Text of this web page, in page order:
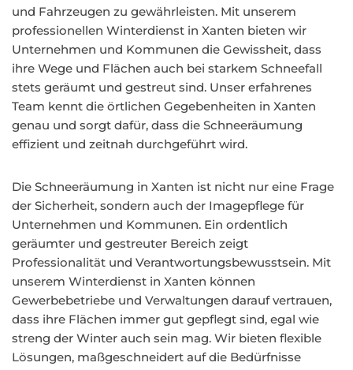
und Fahrzeugen zu gewährleisten. Mit unserem
professionellen Winterdienst in Xanten bieten wir
Unternehmen und Kommunen die Gewissheit, dass
ihre Wege und Flächen auch bei starkem Schneefall
stets geräumt und gestreut sind. Unser erfahrenes
Team kennt die örtlichen Gegebenheiten in Xanten
genau und sorgt dafür, dass die Schneeräumung
effizient und zeitnah durchgeführt wird.
Die Schneeräumung in Xanten ist nicht nur eine Frage
der Sicherheit, sondern auch der Imagepflege für
Unternehmen und Kommunen. Ein ordentlich
geräumter und gestreuter Bereich zeigt
Professionalität und Verantwortungsbewusstsein. Mit
unserem Winterdienst in Xanten können
Gewerbebetriebe und Verwaltungen darauf vertrauen,
dass ihre Flächen immer gut gepflegt sind, egal wie
streng der Winter auch sein mag. Wir bieten flexible
Lösungen, maßgeschneidert auf die Bedürfnisse